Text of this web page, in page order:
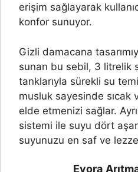
erişim sağlayarak
konfor sunuyor.
Gizli damacana
sunan bu sebil, 3 litrelik
tanklarıyla sürekli su
musluk sayesinde sıcak
elde etmenizi sağlar.
sistemi ile suyu dört
suyunuzu en saf ve
Evora